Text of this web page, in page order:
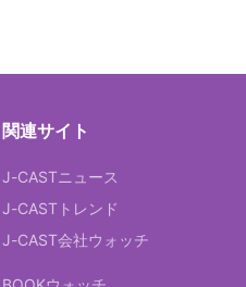
関連サイト
J-CASTニュース
J-CASTトレンド
J-CAST会社ウォッチ